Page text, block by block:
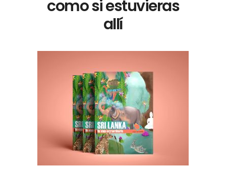
como si estuvieras
allí